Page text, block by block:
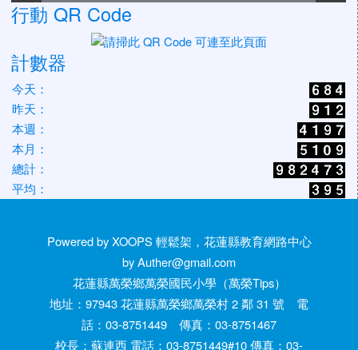
行動 QR Code
計數器
今天：
昨天：
本週：
本月：
總計：
平均：
Powered by XOOPS 輕鬆架，花蓮縣教育網路中心
by Auther@gmail.com
花蓮縣萬榮鄉萬榮國民小學（萬榮Tips）
地址：97943 花蓮縣萬榮鄉萬榮村 2 鄰 31 號 電
話：03-8751449 傳真：03-8751467
校長：蘇連西 電話：03-8751449#10 傳真：03-